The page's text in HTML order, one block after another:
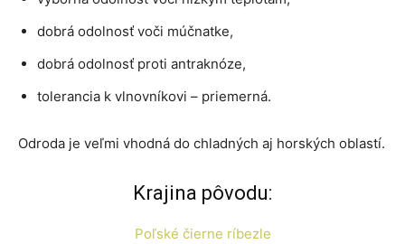
dobrá odolnosť voči múčnatke,
dobrá odolnosť proti antraknóze,
tolerancia k vlnovníkovi – priemerná.
Odroda je veľmi vhodná do chladných aj horských oblastí.
Krajina pôvodu:
Poľské čierne ríbezle